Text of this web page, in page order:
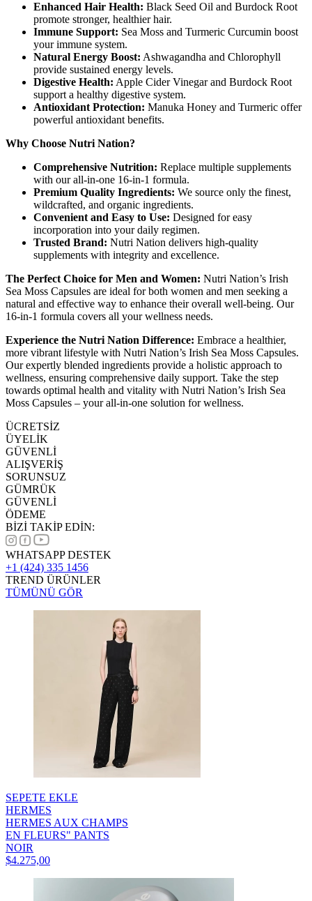
Enhanced Hair Health: Black Seed Oil and Burdock Root
promote stronger, healthier hair.
Immune Support: Sea Moss and Turmeric Curcumin boost
your immune system.
Natural Energy Boost: Ashwagandha and Chlorophyll
provide sustained energy levels.
Digestive Health: Apple Cider Vinegar and Burdock Root
support a healthy digestive system.
Antioxidant Protection: Manuka Honey and Turmeric offer
powerful antioxidant benefits.
Why Choose Nutri Nation?
Comprehensive Nutrition: Replace multiple supplements
with our all-in-one 16-in-1 formula.
Premium Quality Ingredients: We source only the finest,
wildcrafted, and organic ingredients.
Convenient and Easy to Use: Designed for easy
incorporation into your daily regimen.
Trusted Brand: Nutri Nation delivers high-quality
supplements with integrity and excellence.
The Perfect Choice for Men and Women: Nutri Nation’s Irish
Sea Moss Capsules are ideal for both women and men seeking a
natural and effective way to enhance their overall well-being. Our
16-in-1 formula covers all your wellness needs.
Experience the Nutri Nation Difference: Embrace a healthier,
more vibrant lifestyle with Nutri Nation’s Irish Sea Moss Capsules.
Our expertly blended ingredients provide a holistic approach to
wellness, ensuring comprehensive daily support. Take the step
towards optimal health and vitality with Nutri Nation’s Irish Sea
Moss Capsules – your all-in-one solution for wellness.
ÜCRETSİZ
ÜYELİK
GÜVENLİ
ALIŞVERİŞ
SORUNSUZ
GÜMRÜK
GÜVENLİ
ÖDEME
BİZİ TAKİP EDİN:
WHATSAPP DESTEK
+1 (424) 335 1456
TREND ÜRÜNLER
TÜMÜNÜ GÖR
SEPETE EKLE
HERMES
HERMES AUX CHAMPS
EN FLEURS" PANTS
NOIR
$4.275,00